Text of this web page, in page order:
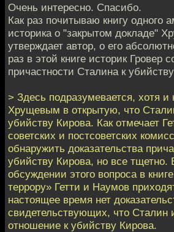
Очень интересно. Спасибо.
Как раз почитываю книгу одного
историка о "закрытом докладе"
утверждает автор, о его
раз в этой книге историк Гровер
причастности Сталина к
> Здесь подразумевается, хотя и
Хрущевым в открытую, что
убийству Кирова. Как отмечает
советских и постсоветских
обнаружить доказательства
убийству Кирова, но все тщетно.
обсуждении этого вопроса в
террору» Гетти и Наумов
настоящее время нет
свидетельствующих, что Сталин
отношение к убийству Кирова.